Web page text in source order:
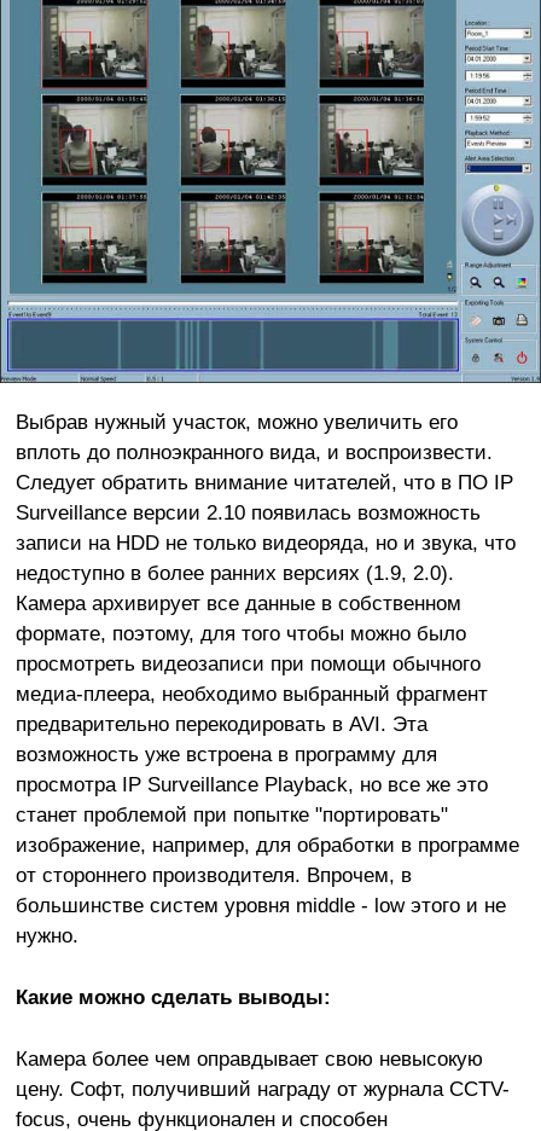
Выбрав нужный участок, можно увеличить его
вплоть до полноэкранного вида, и воспроизвести.
Следует обратить внимание читателей, что в ПО IP
Surveillance версии 2.10 появилась возможность
записи на HDD не только видеоряда, но и звука, что
недоступно в более ранних версиях (1.9, 2.0).
Камера архивирует все данные в собственном
формате, поэтому, для того чтобы можно было
просмотреть видеозаписи при помощи обычного
медиа-плеера, необходимо выбранный фрагмент
предварительно перекодировать в AVI. Эта
возможность уже встроена в программу для
просмотра IP Surveillance Playback, но все же это
станет проблемой при попытке "портировать"
изображение, например, для обработки в программе
от стороннего производителя. Впрочем, в
большинстве систем уровня middle - low этого и не
нужно.
Какие можно сделать выводы:
Камера более чем оправдывает свою невысокую
цену. Софт, получивший награду от журнала CCTV-
focus, очень функционален и способен